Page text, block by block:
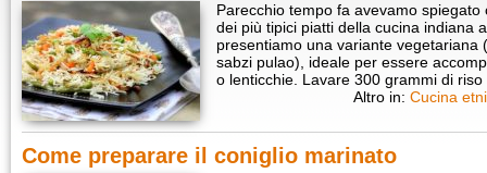
Parecchio tempo fa avevamo
dei più tipici piatti della cucina indiana
presentiamo una variante vegetariana
sabzi pulao), ideale per essere
o lenticchie. Lavare 300 grammi di
Altro in: Cucina
Come preparare il coniglio marinato